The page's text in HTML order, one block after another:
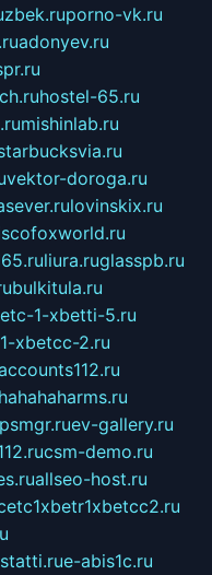
porno-vk.ru
adonyev.ru
hostel-65.ru
mishinlab.ru
vektor-doroga.ru
lovinskix.ru
liura.ruglasspb.ru
bulkitula.ru
1-xbetti-5.ru
xbetcc-2.ru
hahahaharms.ru
ev-gallery.ru
csm-demo.ru
allseo-host.ru
e-abis1c.ru